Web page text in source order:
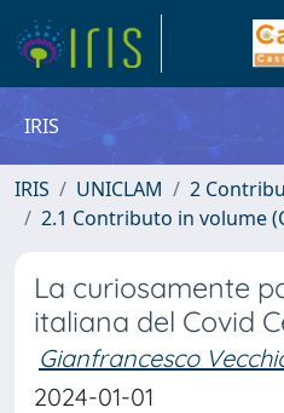
IRIS
IRIS UNICLAM
2
2.1 Contributo in volume
La curiosamente
italiana del Covid
Gianfrancesco
2024-01-01